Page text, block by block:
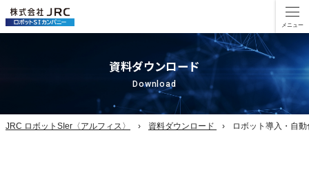
資料ダウンロード
Download
JRC ロボットSIer〈アルフィス〉 資料ダウンロード ロボット導入・自